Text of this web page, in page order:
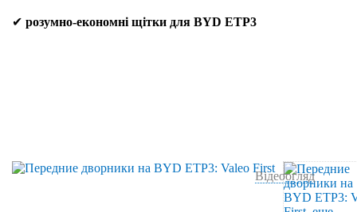
✔ розумно-економні щітки для BYD ETP3
Відеоогляд